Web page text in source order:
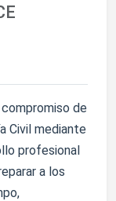
de
Civil mediante
profesional
a los